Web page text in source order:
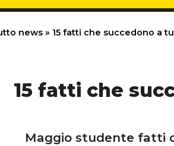
news » 15 fatti che succedono a
15 fatti che
Maggio studente fatti